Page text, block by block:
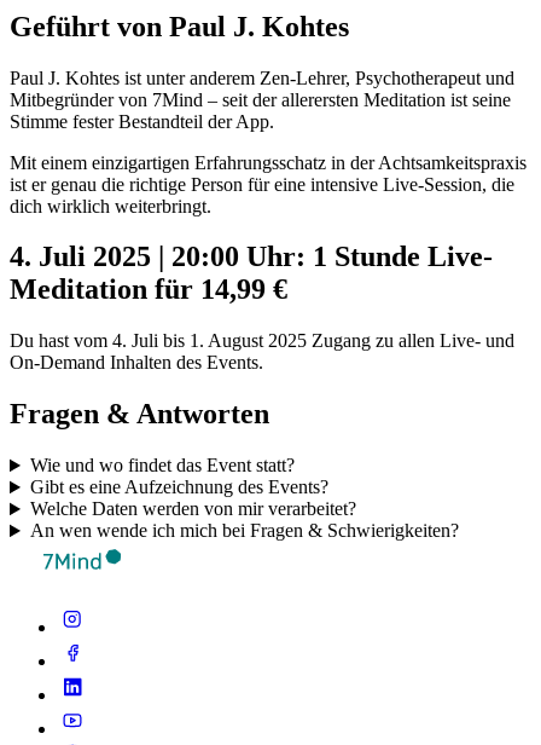
Geführt von Paul J. Kohtes
Paul J. Kohtes ist unter anderem Zen-Lehrer, Psychotherapeut und
Mitbegründer von 7Mind – seit der allerersten Meditation ist seine
Stimme fester Bestandteil der App.
Mit einem einzigartigen Erfahrungsschatz in der Achtsamkeitspraxis
ist er genau die richtige Person für eine intensive Live-Session, die
dich wirklich weiterbringt.
4. Juli 2025 | 20:00 Uhr: 1 Stunde Live-
Meditation für 14,99 €
Du hast vom 4. Juli bis 1. August 2025 Zugang zu allen Live- und
On-Demand Inhalten des Events.
Fragen & Antworten
Wie und wo findet das Event statt?
Gibt es eine Aufzeichnung des Events?
Welche Daten werden von mir verarbeitet?
An wen wende ich mich bei Fragen & Schwierigkeiten?